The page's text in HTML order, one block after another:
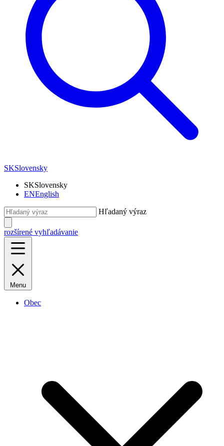
SKSlovensky
SKSlovensky
ENEnglish
Hľadaný výraz
rozšírené vyhľadávanie
Menu
Obec